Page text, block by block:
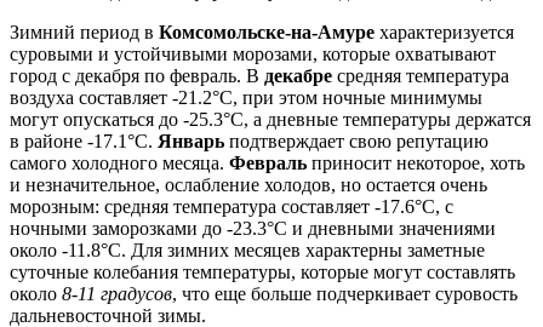
Зимний период в Комсомольске-на-Амуре характеризуется
суровыми и устойчивыми морозами, которые охватывают
город с декабря по февраль. В декабре средняя температура
воздуха составляет -21.2°C, при этом ночные минимумы
могут опускаться до -25.3°C, а дневные температуры держатся
в районе -17.1°C. Январь подтверждает свою репутацию
самого холодного месяца. Февраль приносит некоторое, хоть
и незначительное, ослабление холодов, но остается очень
морозным: средняя температура составляет -17.6°C, с
ночными заморозками до -23.3°C и дневными значениями
около -11.8°C. Для зимних месяцев характерны заметные
суточные колебания температуры, которые могут составлять
около 8-11 градусов, что еще больше подчеркивает суровость
дальневосточной зимы.